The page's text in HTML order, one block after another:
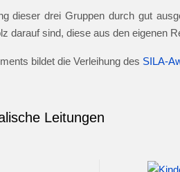
dieser drei Gruppen durch gut
darauf sind, diese aus den eigenen
bildet die Verleihung des SILA-
Leitungen